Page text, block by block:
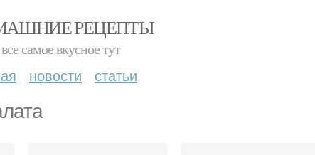
РЕЦЕПТЫ
все самое вкусное тут
новости статьи